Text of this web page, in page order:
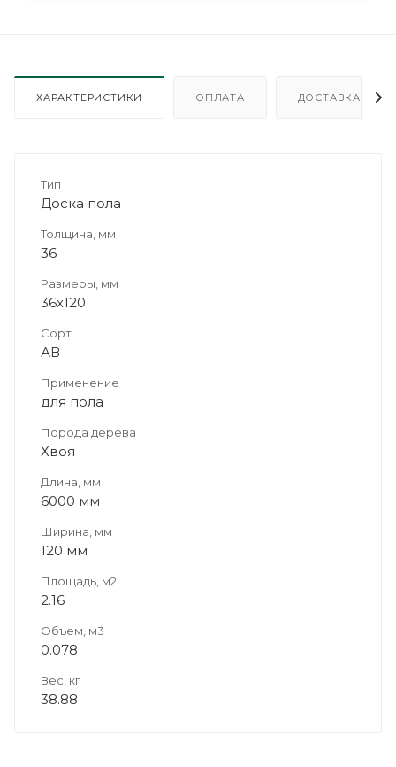
ХАРАКТЕРИСТИКИ ОПЛАТА ДОСТАВКА
Тип
Доска пола
Толщина, мм
36
Размеры, мм
36х120
Сорт
АВ
Применение
для пола
Порода дерева
Хвоя
Длина, мм
6000 мм
Ширина, мм
120 мм
Площадь, м2
2.16
Объем, м3
0.078
Вес, кг
38.88